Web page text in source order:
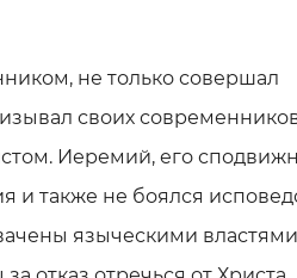
не только совершал
своих
Иеремий, его
и также не боялся
языческими